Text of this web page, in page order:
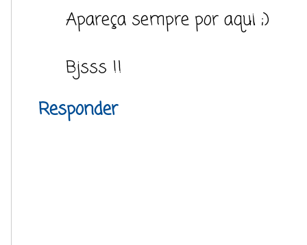
Apareça sempre por aqui ;)
Bjsss !!
Responder